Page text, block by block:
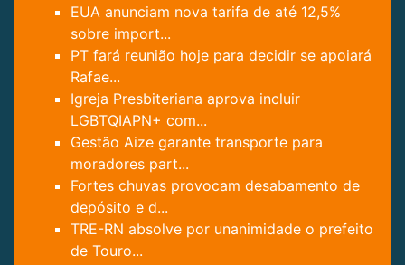
EUA anunciam nova tarifa de até 12,5%
sobre import...
PT fará reunião hoje para decidir se apoiará
Rafae...
Igreja Presbiteriana aprova incluir
LGBTQIAPN+ com...
Gestão Aize garante transporte para
moradores part...
Fortes chuvas provocam desabamento de
depósito e d...
TRE-RN absolve por unanimidade o prefeito
de Touro...